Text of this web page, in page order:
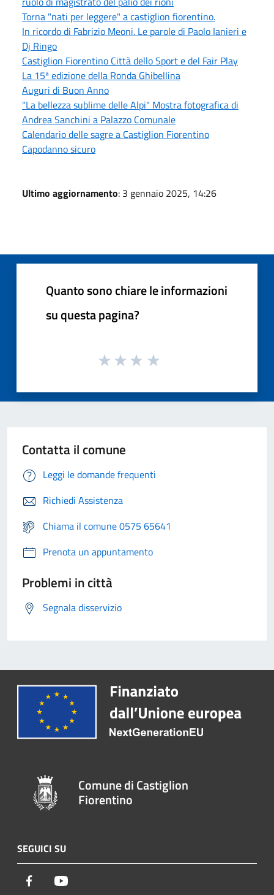
Torna "nati per leggere" a castiglion fiorentino.
In ricordo di Fabrizio Meoni. Le parole di Paolo Ianieri e
Dj Ringo
Castiglion Fiorentino Città dello Sport e del Fair Play
La 15ª edizione della Ronda Ghibellina
Auguri di Buon Anno
"La bellezza sublime delle Alpi" Mostra fotografica di
Andrea Sanchini a Palazzo Comunale
Calendario delle sagre a Castiglion Fiorentino
Capodanno sicuro
Ultimo aggiornamento: 3 gennaio 2025, 14:26
Quanto sono chiare le informazioni
su questa pagina?
Contatta il comune
Leggi le domande frequenti
Richiedi Assistenza
Chiama il comune 0575 65641
Prenota un appuntamento
Problemi in città
Segnala disservizio
Comune di Castiglion
Fiorentino
SEGUICI SU
Facebook